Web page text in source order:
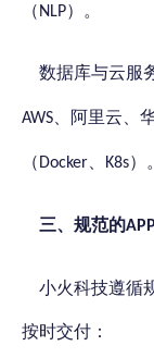
（ NLP）。
数据库与云服
AWS 、阿里云、
（ Docker K8s）。
三、 规范的APP
小火科技遵循
按时交付：